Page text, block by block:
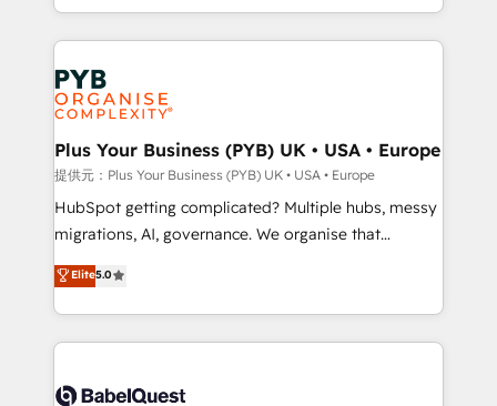
Ongoing optimization, managed support, and
scalable retainers. Let’s make HubSpot your most
powerful growth engine. Built to convert, scale, and
drive results.
search optimisation), and HubSpot Content Hub and
WordPress development. We work with enterprise
and growth-led companies across technology,
professional services, financial services and
industrial sectors. Offices in Johannesburg, Cape
Town, Dubai & London. 500+ HubSpot CRM
implementations delivered. AI visibility coverage
across ChatGPT, Claude, Perplexity, Gemini and
Google AI Overviews. HubSpot Impact Award -
Innovation HubSpot Impact Award - Platform
Migration Excellence HubSpot Impact Award -
accreditations with HubSpot.
Plus Your Business (PYB) UK • USA • Europe
提供元：Plus Your Business (PYB) UK • USA • Europe
HubSpot getting complicated? Multiple hubs, messy
migrations, AI, governance. We organise that
complexity, so your team can put HubSpot to work...
Welcome to our Profile! We help with: • CRM
implementation, reports, workflows, and team
training • CRM migration from Salesforce, Pipedrive,
custom API integrations with ERP (and other
Elite5.0